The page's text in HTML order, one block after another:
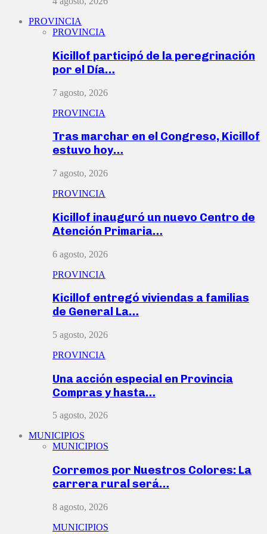
PROVINCIA
PROVINCIA
Kicillof participó de la peregrinación
por el Día…
7 agosto, 2026
PROVINCIA
Tras marchar en el Congreso, Kicillof
estuvo hoy…
7 agosto, 2026
PROVINCIA
Kicillof inauguró un nuevo Centro de
Atención Primaria…
6 agosto, 2026
PROVINCIA
Kicillof entregó viviendas a familias
de General La…
5 agosto, 2026
PROVINCIA
Una acción especial en Provincia
Compras y hasta…
5 agosto, 2026
MUNICIPIOS
MUNICIPIOS
Corremos por Nuestros Colores: La
carrera rural será…
8 agosto, 2026
MUNICIPIOS